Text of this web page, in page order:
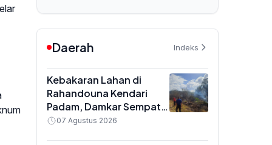
Daerah Indeks
Kebakaran Lahan di
Rahandouna Kendari
Padam, Damkar Sempat
Padamkan Api yang
07 Agustus 2026